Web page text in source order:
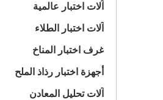
آلات اختبار عالمية
آلات اختبار الطلاء
غرف اختبار المناخ
أجهزة اختبار رذاذ الملح
آلات تحليل المعادن